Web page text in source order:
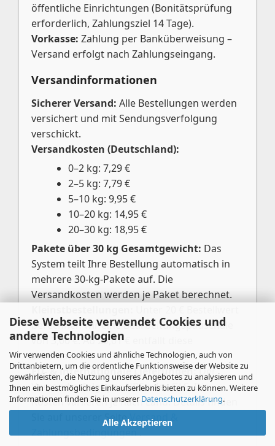
Diese Webseite verwendet Cookies und
andere Technologien
Wir verwenden Cookies und ähnliche Technologien, auch von
Drittanbietern, um die ordentliche Funktionsweise der Website zu
gewährleisten, die Nutzung unseres Angebotes zu analysieren und
Ihnen ein bestmögliches Einkaufserlebnis bieten zu können. Weitere
Informationen finden Sie in unserer Datenschutzerklärung.
Alle Akzeptieren
öffentliche Einrichtungen (Bonitätsprüfung
erforderlich, Zahlungsziel 14 Tage).
Vorkasse: Zahlung per Banküberweisung –
Versand erfolgt nach Zahlungseingang.
Versandinformationen
Sicherer Versand: Alle Bestellungen werden
versichert und mit Sendungsverfolgung
verschickt.
Versandkosten (Deutschland):
0–2 kg: 7,29 €
2–5 kg: 7,79 €
5–10 kg: 9,95 €
10–20 kg: 14,95 €
20–30 kg: 18,95 €
Pakete über 30 kg Gesamtgewicht: Das
System teilt Ihre Bestellung automatisch in
mehrere 30-kg-Pakete auf. Die
Versandkosten werden je Paket berechnet.
berechnen wir eine Bearbeitungspauschale
von 3,00 €. Ab 20,01 € entfällt diese
automatisch.
EU- & internationale Lieferungen:Der
Versand erfolgt per UPS oder GLS. Die
Kosten variieren je nach Land. Details finden
Sie auf unserer Seite Versand &
Zahlungsbedingungen.